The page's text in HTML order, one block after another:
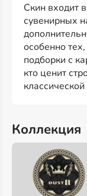
Скин входит
сувенирных
особенно
подборки с
кто ценит
классической
Коллекция